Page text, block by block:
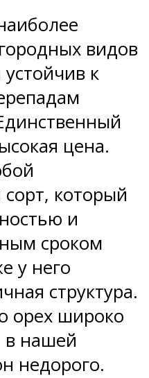
видов
к
цена.
который
и
сроком
у него
структура.
орех широко
в нашей
недорого.